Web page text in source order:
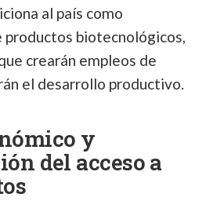
al país como
biotecnológicos,
crearán empleos de
el desarrollo productivo.
y
del acceso a